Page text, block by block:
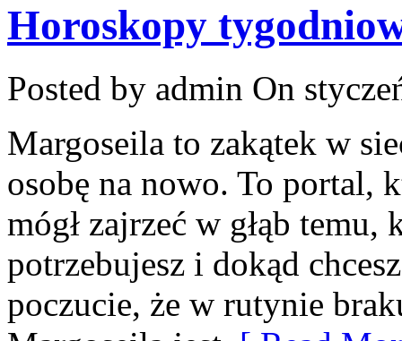
Horoskopy
Posted by admin On
Margoseila to zakątek w
osobę na nowo. To portal,
mógł zajrzeć w głąb
potrzebujesz i dokąd
poczucie, że w rutynie